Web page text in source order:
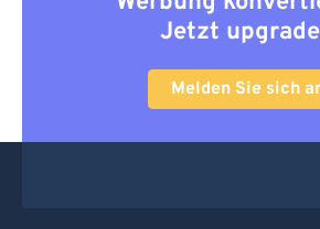
Jetzt
Melden Sie sich